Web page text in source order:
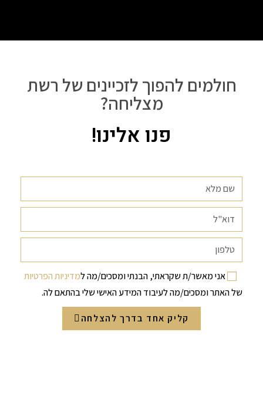
חולמים להפוך לזכיינים של רשת
מצליחה?
פנו אלינו!
אני מאשר/ת שקראתי, הבנתי ומסכים/מה למדיניות הפרטיות
של האתר ומסכים/מה לעיבוד המידע האישי שלי בהתאם לה.
קליק אחד בדרך להצלחה